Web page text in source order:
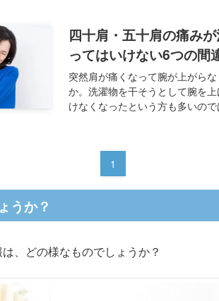
四十肩・五十肩の痛み
ってはいけない6つの間
突然肩が痛くなって腕が上がら
か。洗濯物を干そうとして腕を
けなくなったという方も多いの
1
うか？
、どの様なものでしょうか？